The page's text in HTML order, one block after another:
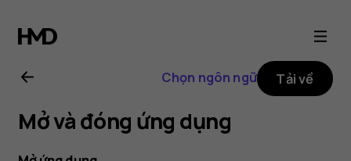
Hướng
dẫn
sử
Chọn ngôn ngữ Tải về
Mở và đóng ứng dụng